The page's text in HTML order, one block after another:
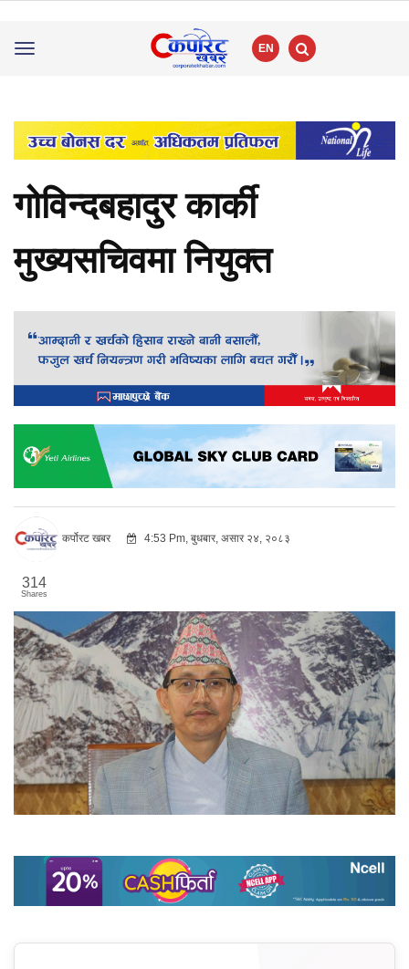
Toggle
EN
गोविन्दबहादुर कार्की
मुख्यसचिवमा नियुक्त
कर्पोरट खबर 4:53 Pm, बुधबार, असार २४, २०८३
314
Shares